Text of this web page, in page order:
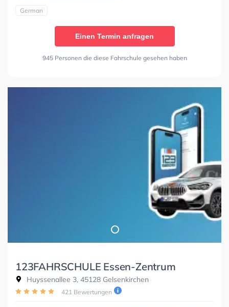
German
Einen Termin anfragen
945 Personen die diese Fahrschule gesehen haben
123FAHRSCHULE Essen-Zentrum
Huyssenallee 3, 45128 Gelsenkirchen
421 Bewertungen